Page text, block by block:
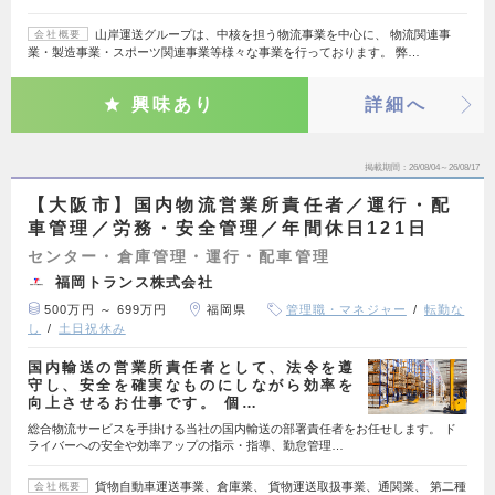
会社概要
山岸運送グループは、中核を担う物流事業を中心に、 物流関連事
業・製造事業・スポーツ関連事業等様々な事業を行っております。 弊…
興味あり 詳細へ
掲載期間 26/08/04～26/08/17
【大阪市】国内物流営業所責任者／運行・配
車管理／労務・安全管理／年間休日121日
センター・倉庫管理・運行・配車管理
福岡トランス株式会社
500万円 ～ 699万円 福岡県 管理職・マネジャー
転勤な
し
土日祝休み
国内輸送の営業所責任者として、法令を遵
守し、安全を確実なものにしながら効率を
向上させるお仕事です。 個…
総合物流サービスを手掛ける当社の国内輸送の部署責任者をお任せします。 ド
ライバーへの安全や効率アップの指示・指導、勤怠管理…
会社概要 貨物自動車運送事業、倉庫業、 貨物運送取扱事業、通関業、 第二種